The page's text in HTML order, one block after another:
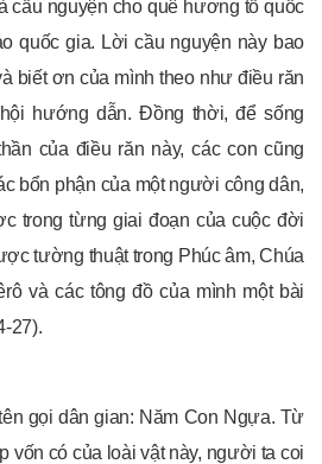
cầu nguyện cho quê hương tổ quốc
quốc gia. Lời cầu nguyện này bao
biết ơn của mình theo như điều răn
hướng dẫn. Đồng thời, để sống
của điều răn này, các con cũng
bổn phận của một người công dân,
trong từng giai đoạn của cuộc đời
tường thuật trong Phúc âm, Chúa
và các tông đồ của mình một bài
27).
gọi dân gian: Năm Con Ngựa. Từ
vốn có của loài vật này, người ta coi